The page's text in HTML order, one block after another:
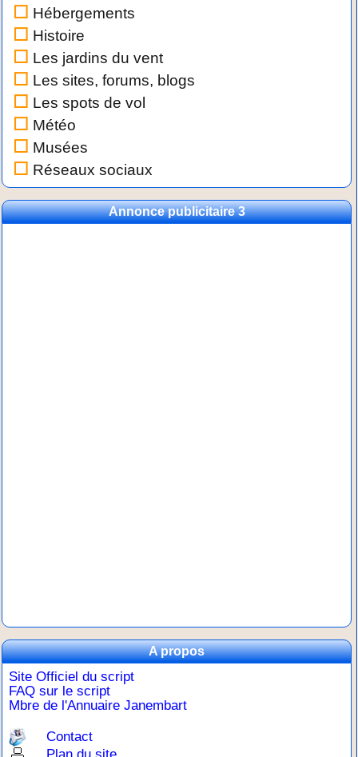
Hébergements
Histoire
Les jardins du vent
Les sites, forums, blogs
Les spots de vol
Météo
Musées
Réseaux sociaux
Annonce publicitaire 3
A propos
Site Officiel du script
FAQ sur le script
Mbre de l'Annuaire Janembart
Contact